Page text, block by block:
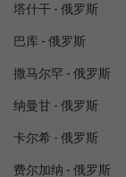
塔什干 - 俄罗斯
巴库 - 俄罗斯
撒马尔罕 - 俄罗斯
纳曼甘 - 俄罗斯
卡尔希 - 俄罗斯
费尔加纳 - 俄罗斯